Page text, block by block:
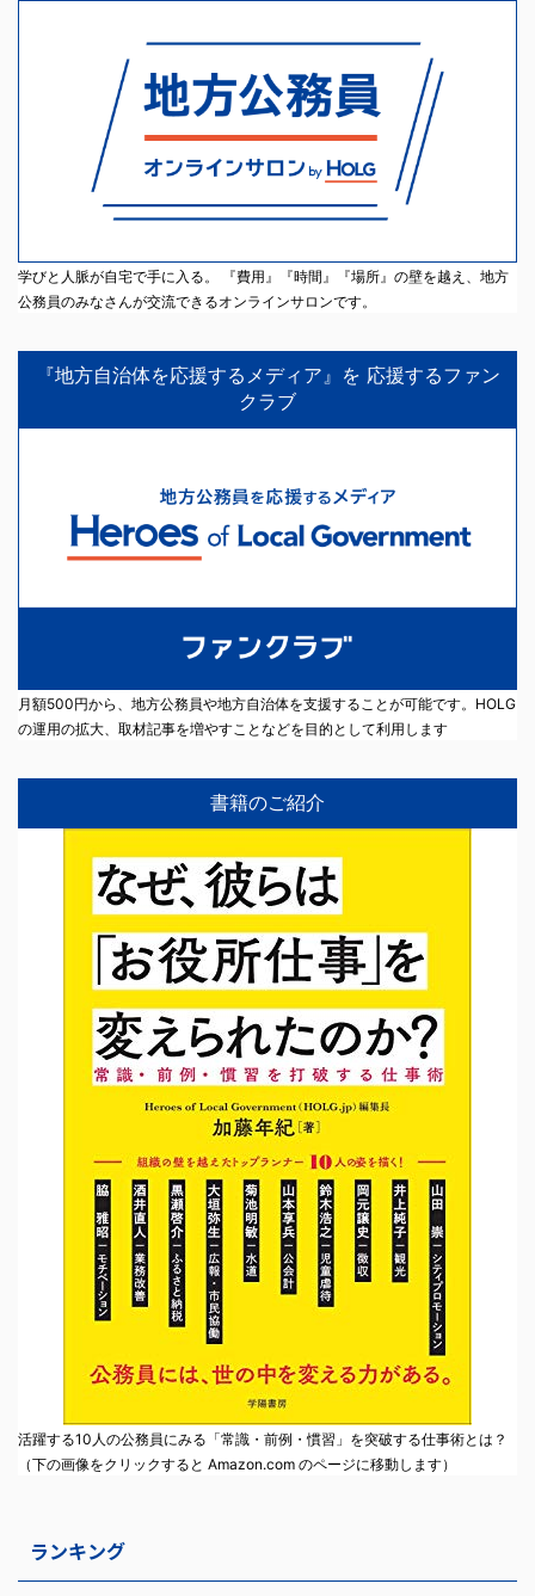
学びと人脈が自宅で手に入る。 『費用』『時間』『場所』の壁を越え、地方
公務員のみなさんが交流できるオンラインサロンです。
『地方自治体を応援するメディア』を 応援するファン
クラブ
月額500円から、地方公務員や地方自治体を支援することが可能です。HOLG
の運用の拡大、取材記事を増やすことなどを目的として利用します
書籍のご紹介
活躍する10人の公務員にみる「常識・前例・慣習」を突破する仕事術とは？
（下の画像をクリックすると Amazon.com のページに移動します）
ランキング